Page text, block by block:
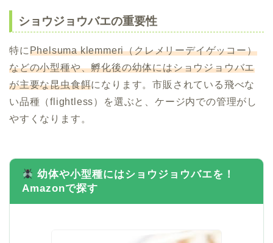
ショウジョウバエの重要性
特にPhelsuma klemmeri（クレメリーデイゲッコー）
などの小型種や、孵化後の幼体にはショウジョウバエ
が主要な昆虫食餌になります。市販されている飛べな
い品種（flightless）を選ぶと、ケージ内での管理がし
やすくなります。
幼体や小型種にはショウジョウバエを！
Amazonで探す